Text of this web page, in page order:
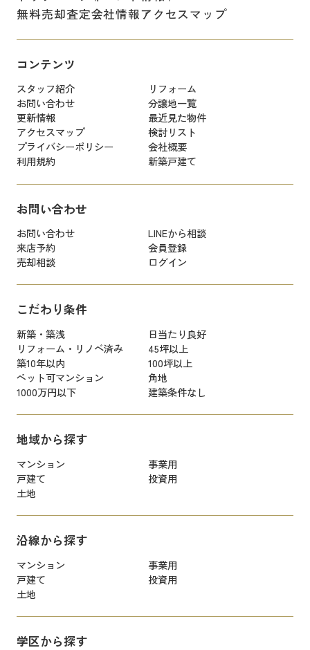
無料売却査定会社情報アクセスマップ
コンテンツ
スタッフ紹介
リフォーム
お問い合わせ
分譲地一覧
更新情報
最近見た物件
アクセスマップ
検討リスト
プライバシーポリシー
会社概要
利用規約
新築戸建て
お問い合わせ
お問い合わせ
LINEから相談
来店予約
会員登録
売却相談
ログイン
こだわり条件
新築・築浅
日当たり良好
リフォーム・リノベ済み
45坪以上
築10年以内
100坪以上
ペット可マンション
角地
1000万円以下
建築条件なし
地域から探す
マンション
事業用
戸建て
投資用
土地
沿線から探す
マンション
事業用
戸建て
投資用
土地
学区から探す